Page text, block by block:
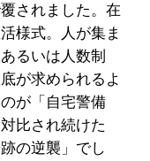
されました。在
様式。人が集ま
るいは人数制
が求められるよ
が「自宅警備
比され続けた
の逆襲」でし